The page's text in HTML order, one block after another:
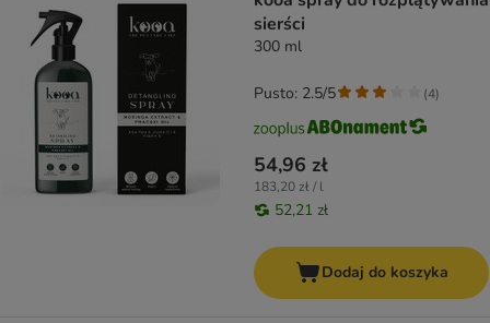
sierści
300 ml
54,96 zł
183,20 zł / l
52,21 zł
Pusto: 2.5/5 (4)
Dodaj do koszyka